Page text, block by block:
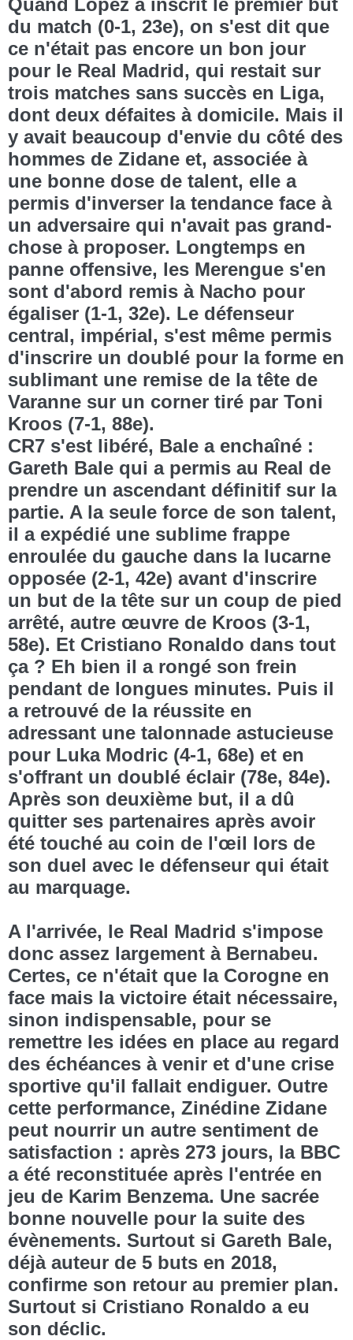
du match (0-1, 23e), on s'est dit que
ce n'était pas encore un bon jour
pour le Real Madrid, qui restait sur
trois matches sans succès en Liga,
dont deux défaites à domicile. Mais il
y avait beaucoup d'envie du côté des
hommes de Zidane et, associée à
une bonne dose de talent, elle a
permis d'inverser la tendance face à
un adversaire qui n'avait pas grand-
chose à proposer. Longtemps en
panne offensive, les Merengue s'en
sont d'abord remis à Nacho pour
égaliser (1-1, 32e). Le défenseur
central, impérial, s'est même permis
d'inscrire un doublé pour la forme en
sublimant une remise de la tête de
Varanne sur un corner tiré par Toni
Kroos (7-1, 88e).
CR7 s'est libéré, Bale a enchaîné :
Gareth Bale qui a permis au Real de
prendre un ascendant définitif sur la
partie. A la seule force de son talent,
il a expédié une sublime frappe
enroulée du gauche dans la lucarne
opposée (2-1, 42e) avant d'inscrire
un but de la tête sur un coup de pied
arrêté, autre œuvre de Kroos (3-1,
58e). Et Cristiano Ronaldo dans tout
ça ? Eh bien il a rongé son frein
pendant de longues minutes. Puis il
a retrouvé de la réussite en
adressant une talonnade astucieuse
pour Luka Modric (4-1, 68e) et en
s'offrant un doublé éclair (78e, 84e).
Après son deuxième but, il a dû
quitter ses partenaires après avoir
été touché au coin de l'œil lors de
son duel avec le défenseur qui était
au marquage.
A l'arrivée, le Real Madrid s'impose
donc assez largement à Bernabeu.
Certes, ce n'était que la Corogne en
face mais la victoire était nécessaire,
sinon indispensable, pour se
remettre les idées en place au regard
des échéances à venir et d'une crise
sportive qu'il fallait endiguer. Outre
cette performance, Zinédine Zidane
peut nourrir un autre sentiment de
satisfaction : après 273 jours, la BBC
a été reconstituée après l'entrée en
jeu de Karim Benzema. Une sacrée
bonne nouvelle pour la suite des
évènements. Surtout si Gareth Bale,
déjà auteur de 5 buts en 2018,
confirme son retour au premier plan.
Surtout si Cristiano Ronaldo a eu
son déclic.